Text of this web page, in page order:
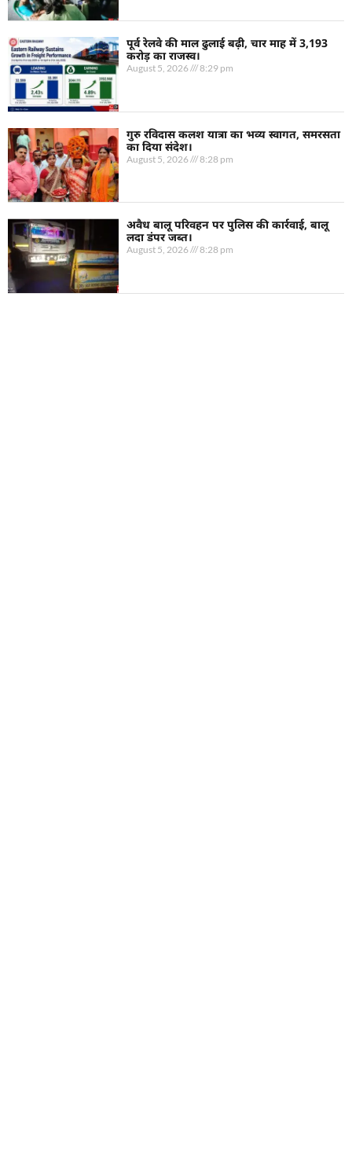
पूर्व रेलवे की माल ढुलाई बढ़ी, चार माह में 3,193
करोड़ का राजस्व।
August 5, 2026 8:29 pm
गुरु रविदास कलश यात्रा का भव्य स्वागत, समरसता
का दिया संदेश।
August 5, 2026 8:28 pm
अवैध बालू परिवहन पर पुलिस की कार्रवाई, बालू
लदा डंपर जब्त।
August 5, 2026 8:28 pm